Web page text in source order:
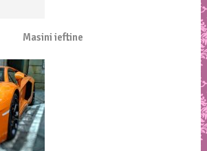
Masini ieftine